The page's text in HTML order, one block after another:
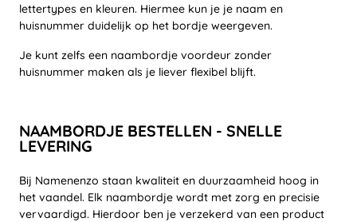
lettertypes en kleuren. Hiermee kun je je naam en
huisnummer duidelijk op het bordje weergeven.
Je kunt zelfs een naambordje voordeur zonder
huisnummer maken als je liever flexibel blijft.
NAAMBORDJE BESTELLEN - SNELLE
LEVERING
Bij Namenenzo staan kwaliteit en duurzaamheid hoog in
het vaandel. Elk naambordje wordt met zorg en precisie
vervaardigd. Hierdoor ben je verzekerd van een product